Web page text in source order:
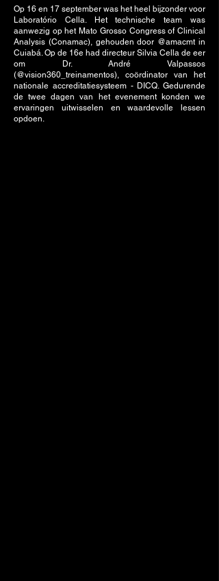
Op 16 en 17 september was het heel bijzonder voor
Laboratório Cella. Het technische team was
aanwezig op het Mato Grosso Congress of Clinical
Analysis (Conamac), gehouden door @amacmt in
Cuiabá. Op de 16e had directeur Silvia Cella de eer
om Dr. André Valpassos
(@vision360_treinamentos), coördinator van het
nationale accreditatiesysteem - DICQ. Gedurende
de twee dagen van het evenement konden we
ervaringen uitwisselen en waardevolle lessen
opdoen.